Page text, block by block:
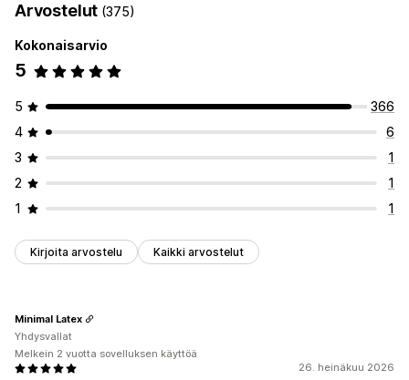
Arvostelut (375)
Kokonaisarvio
5
5
366
4
6
3
1
2
1
1
1
Kirjoita arvostelu Kaikki arvostelut
26. heinäkuu 2026
Minimal Latex
Yhdysvallat
Melkein 2 vuotta sovelluksen käyttöä